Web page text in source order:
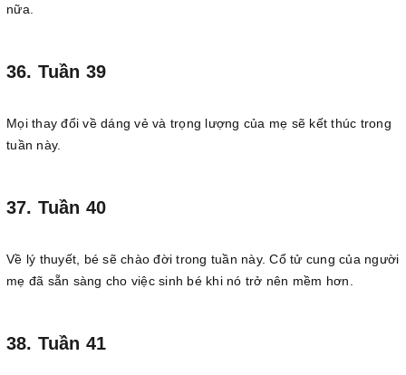
nữa.
36. Tuần 39
Mọi thay đổi về dáng vẻ và trọng lượng của mẹ sẽ kết thúc trong
tuần này.
37. Tuần 40
Về lý thuyết, bé sẽ chào đời trong tuần này. Cổ tử cung của người
mẹ đã sẵn sàng cho việc sinh bé khi nó trở nên mềm hơn.
38. Tuần 41